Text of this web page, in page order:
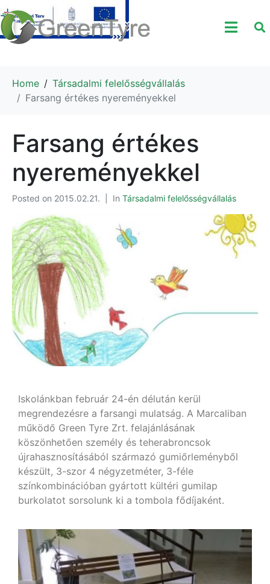
Home
Társadalmi felelősségvállalás
Farsang értékes nyereményekkel
Farsang értékes
nyereményekkel
Posted on 2015.02.21. In Társadalmi felelősségvállalás
Iskolánkban február 24-én délután kerül
megrendezésre a farsangi mulatság. A Marcaliban
működő Green Tyre Zrt. felajánlásának
köszönhetően személy és teherabroncsok
újrahasznosításából származó gumiőrleményből
készült, 3-szor 4 négyzetméter, 3-féle
színkombinációban gyártott kültéri gumilap
burkolatot sorsolunk ki a tombola fődíjaként.